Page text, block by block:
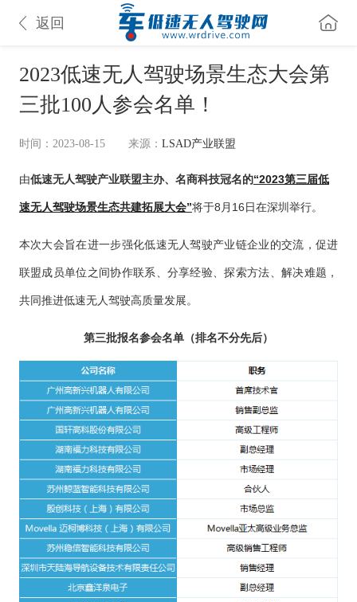
返回
2023低速无人驾驶场景生态大会第
三批100人参会名单！
时间：2023-08-15 来源： LSAD产业联盟
由低速无人驾驶产业联盟主办、名商科技冠名的“2023第三届低
速无人驾驶场景生态共建拓展大会”将于8月16日在深圳举行。
本次大会旨在进一步强化低速无人驾驶产业链企业的交流，促进
联盟成员单位之间协作联系、分享经验、探索方法、解决难题，
共同推进低速无人驾驶高质量发展。
第三批报名参会名单（排名不分先后）